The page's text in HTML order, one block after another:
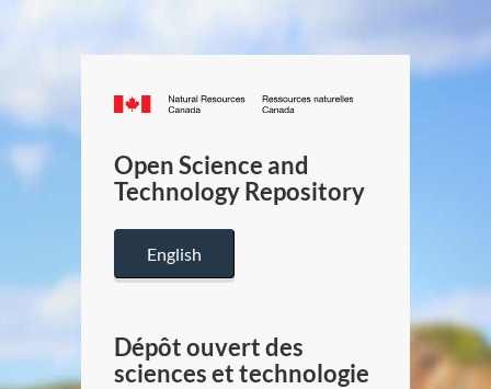
Canada.ca
/
Canada
Open Science and
Technology Repository
English
Dépôt ouvert des
sciences et technologie